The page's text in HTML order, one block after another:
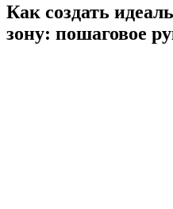
Как создать
зону: пошаговое